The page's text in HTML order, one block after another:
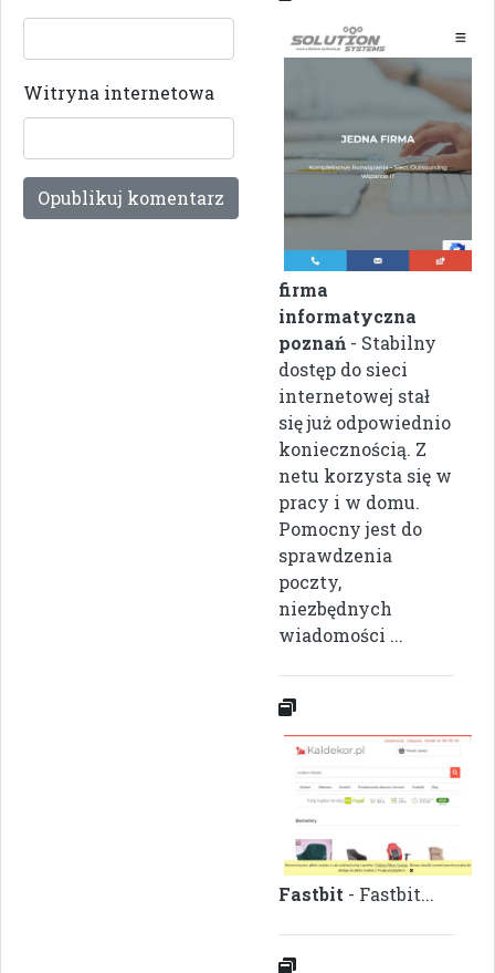
Witryna internetowa
firma
informatyczna
poznań - Stabilny
dostęp do sieci
internetowej stał
się już odpowiednio
koniecznością. Z
netu korzysta się w
pracy i w domu.
Pomocny jest do
sprawdzenia
poczty,
niezbędnych
wiadomości ...
Fastbit - Fastbit...